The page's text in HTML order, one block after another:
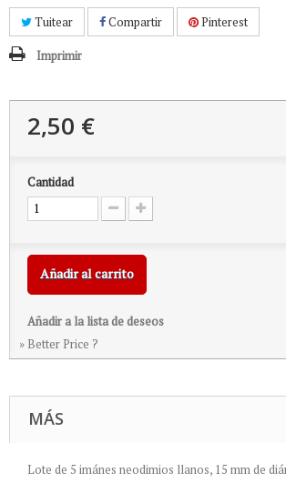
Tuitear Compartir Pinterest
Imprimir
2,50 €
Cantidad
Añadir al carrito
Añadir a la lista de deseos
» Better Price ?
MÁS
Lote de 5 imánes neodimios llanos, 15 mm de